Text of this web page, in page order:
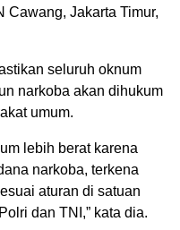
Cawang, Jakarta Timur,
seluruh oknum
narkoba akan dihukum
umum.
lebih berat karena
narkoba, terkena
aturan di satuan
dan TNI,” kata dia.